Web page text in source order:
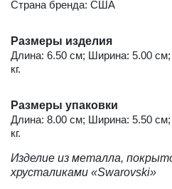
Страна бренда: США
Размеры изделия
Длина: 6.50 см; Ширина: 5.00
кг.
Размеры упаковки
Длина: 8.00 см; Ширина: 5.50
кг.
Изделие из металла,
хрусталиками «Swarovski»